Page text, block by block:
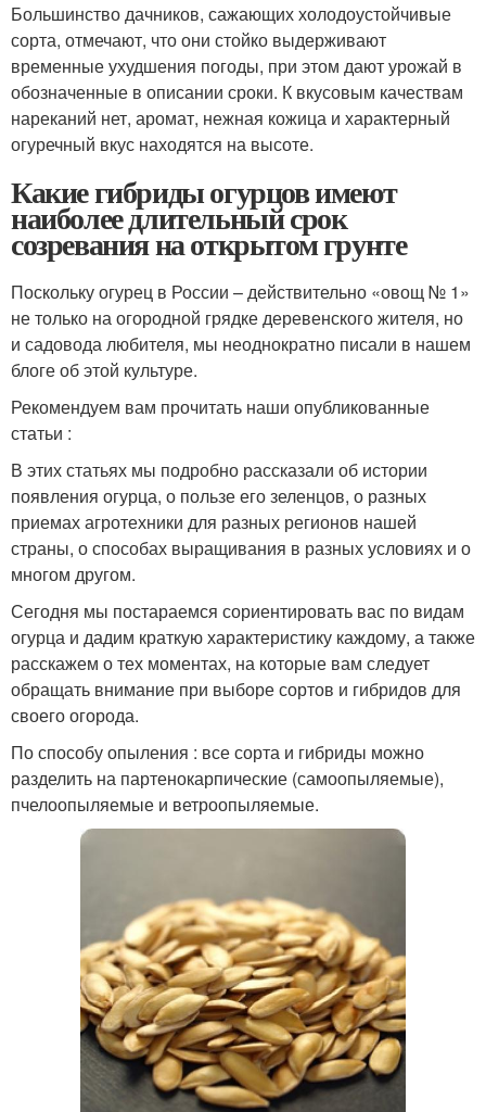
Большинство дачников, сажающих холодоустойчивые
сорта, отмечают, что они стойко выдерживают
временные ухудшения погоды, при этом дают урожай в
обозначенные в описании сроки. К вкусовым качествам
нареканий нет, аромат, нежная кожица и характерный
огуречный вкус находятся на высоте.
Какие гибриды огурцов имеют
наиболее длительный срок
созревания на открытом грунте
Поскольку огурец в России – действительно «овощ № 1»
не только на огородной грядке деревенского жителя, но
и садовода любителя, мы неоднократно писали в нашем
блоге об этой культуре.
Рекомендуем вам прочитать наши опубликованные
статьи :
В этих статьях мы подробно рассказали об истории
появления огурца, о пользе его зеленцов, о разных
приемах агротехники для разных регионов нашей
страны, о способах выращивания в разных условиях и о
многом другом.
Сегодня мы постараемся сориентировать вас по видам
огурца и дадим краткую характеристику каждому, а также
расскажем о тех моментах, на которые вам следует
обращать внимание при выборе сортов и гибридов для
своего огорода.
По способу опыления : все сорта и гибриды можно
разделить на партенокарпические (самоопыляемые),
пчелоопыляемые и ветроопыляемые.